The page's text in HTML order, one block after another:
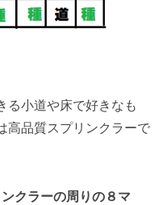
る小道や床で好きなも
高品質スプリンクラーで
クラーの周りの８マ